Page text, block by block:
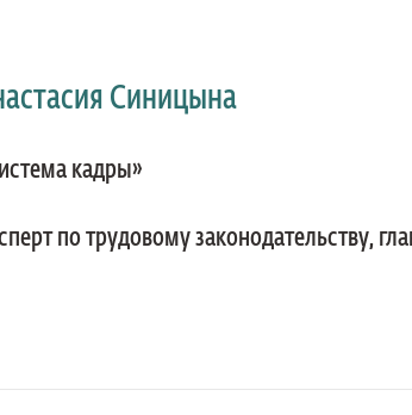
Синицына
кадры»
по трудовому законодательству,